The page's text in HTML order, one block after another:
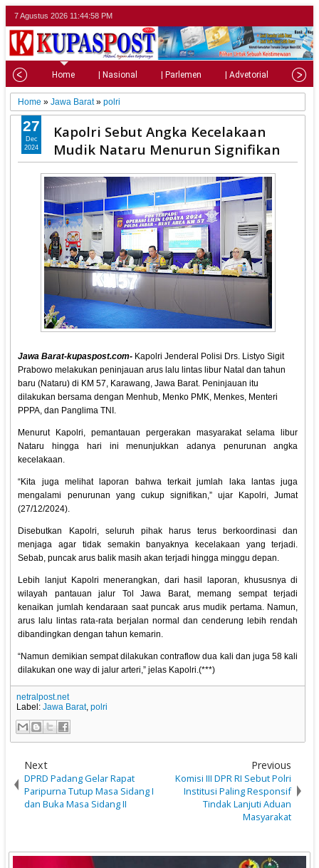
7 Agustus 2026 11:44:59 PM
Home | Nasional | Parlemen | Advetorial |
Home »Jawa Barat»polri
Kapolri Sebut Angka Kecelakaan
Mudik Nataru Menurun Signifikan
Jawa Barat-kupaspost.com- Kapolri Jenderal Polisi Drs. Listyo Sigit
Prabowo melakukan peninjauan arus lalu lintas libur Natal dan tahun
baru (Nataru) di KM 57, Karawang, Jawa Barat. Peninjauan itu
dilakukan bersama dengan Menhub, Menko PMK, Menkes, Menteri
PPPA, dan Panglima TNI.
Menurut Kapolri, pemantauan pergerakan masyarakat selama libur
Nataru hingga hari ini menunjukkan adanya penurunan angka
kecelakaan.
“Kita juga melihat laporan bahwa terkait jumlah laka lantas juga
mengalami penurunan yang cukup signifikan,” ujar Kapolri, Jumat
(27/12/2024).
Disebutkan Kapolri, seluruh pihak harus terus berkoordinasi dan
menjaga agar tidak semakin banyaknya kecelakaan yang terjadi.
Sebab, puncak arus balik masih akan terjadi hingga minggu depan.
Lebih lanjut Kapolri menerangkan, dari hasil laporan, khususnya di
wilayah pantauan jalur Tol Jawa Barat, memang sempat terjadi
kenaikan jumlah kendaraan saat puncak arus mudik pertama. Namun,
arus lalu lintas rata-rata berjalan normal dan cenderung lebih rendah
dibandingkan dengan tahun kemarin.
“Namun demikian sempat dilakukan contraflow dua kali dan juga 58 kali
dilakukan one way di jalur arteri,” jelas Kapolri.(***)
27
Dec
2024
netralpost.net
Label:Jawa Barat,polri
Next
DPRD Padang Gelar Rapat
Paripurna Tutup Masa Sidang I
dan Buka Masa Sidang II
Previous
Komisi III DPR RI Sebut Polri
Institusi Paling Responsif
Tindak Lanjuti Aduan
Masyarakat